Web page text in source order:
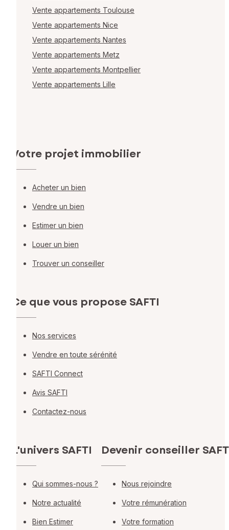
Vente appartements Toulouse
Vente appartements Nice
Vente appartements Nantes
Vente appartements Metz
Vente appartements Montpellier
Vente appartements Lille
Votre projet immobilier
Acheter un bien
Vendre un bien
Estimer un bien
Louer un bien
Trouver un conseiller
Ce que vous propose SAFTI
Nos services
Vendre en toute sérénité
SAFTI Connect
Avis SAFTI
Contactez-nous
L'univers SAFTI
Qui sommes-nous ?
Notre actualité
Bien Estimer
Devenir conseiller
Nous rejoindre
Votre rémunération
Votre formation